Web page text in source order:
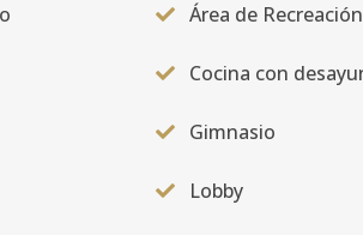
Área de Recreación
Cocina con
Gimnasio
Lobby